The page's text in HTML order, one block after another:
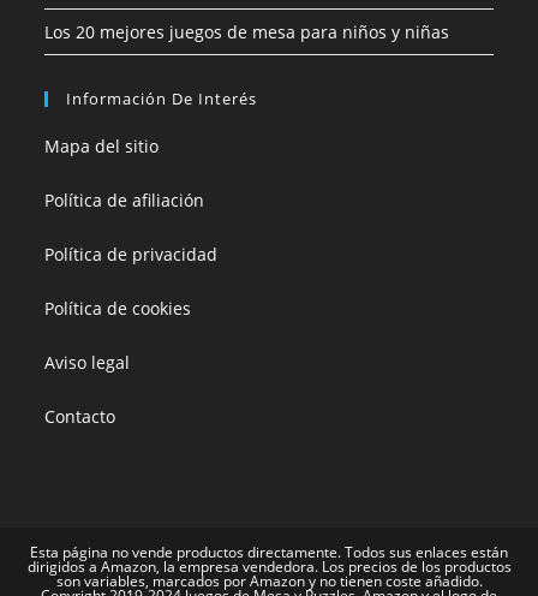
Los 20 mejores juegos de mesa para niños y niñas
Información De Interés
Mapa del sitio
Política de afiliación
Política de privacidad
Política de cookies
Aviso legal
Contacto
Esta página no vende productos directamente. Todos sus enlaces están
dirigidos a Amazon, la empresa vendedora. Los precios de los productos
son variables, marcados por Amazon y no tienen coste añadido.